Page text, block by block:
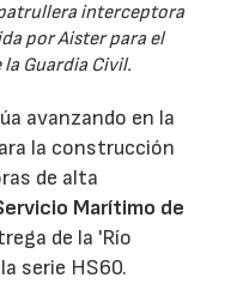
interceptora
por Aister para el
Guardia Civil.
avanzando en la
la construcción
de alta
Marítimo de
de la 'Río
serie HS60.